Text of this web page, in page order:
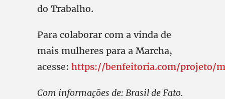
do Trabalho.
Para colaborar com a vinda de
mais mulheres para a Marcha,
acesse: https://benfeitoria.com/projeto/
Com informações de: Brasil de Fato.